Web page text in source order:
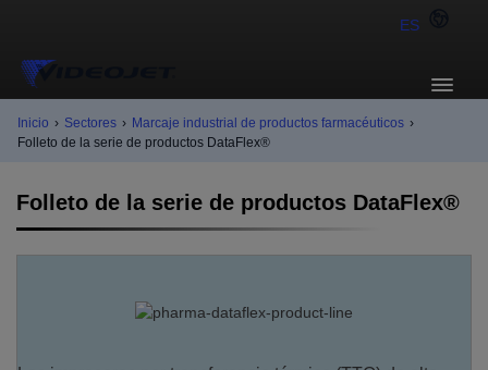
ES
Inicio › Sectores › Marcaje industrial de productos farmacéuticos ›
Folleto de la serie de productos DataFlex®
Folleto de la serie de productos DataFlex®